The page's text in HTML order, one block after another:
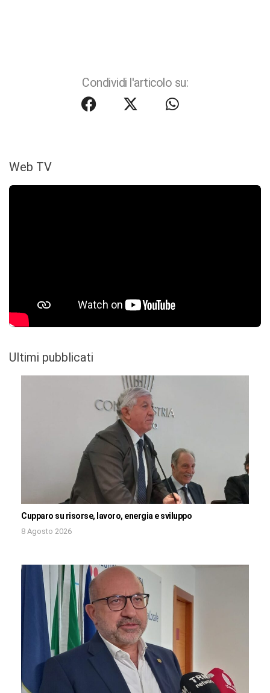
Condividi l'articolo su:
Web TV
Ultimi pubblicati
Cupparo su risorse, lavoro, energia e sviluppo
8 Agosto 2026